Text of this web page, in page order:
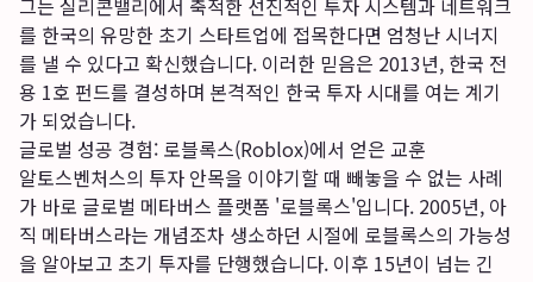
그는 실리콘밸리에서 축적한 선진적인 투자 시스템과 네트워크
를 한국의 유망한 초기 스타트업에 접목한다면 엄청난 시너지
를 낼 수 있다고 확신했습니다. 이러한 믿음은 2013년, 한국 전
용 1호 펀드를 결성하며 본격적인 한국 투자 시대를 여는 계기
가 되었습니다.
글로벌 성공 경험: 로블록스(Roblox)에서 얻은 교훈
알토스벤처스의 투자 안목을 이야기할 때 빼놓을 수 없는 사례
가 바로 글로벌 메타버스 플랫폼 '로블록스'입니다. 2005년, 아
직 메타버스라는 개념조차 생소하던 시절에 로블록스의 가능성
을 알아보고 초기 투자를 단행했습니다. 이후 15년이 넘는 긴